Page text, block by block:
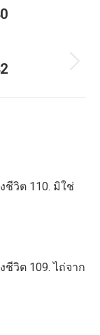
ชีวิต 110. มิใช่
ชีวิต 109. ไถ่จาก